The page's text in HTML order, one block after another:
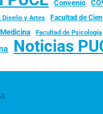
Convenio
Diseño y Artes Facultad de
Facultad de Psicología
Noticias